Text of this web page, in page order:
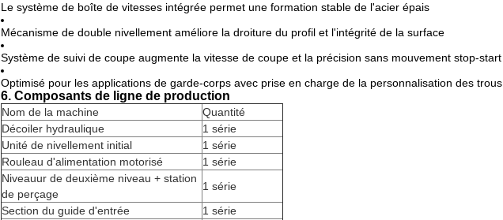
Le système de boîte de vitesses intégrée permet une formation stable de l'acier épais
Mécanisme de double nivellement améliore la droiture du profil et l'intégrité de la surface
Système de suivi de coupe augmente la vitesse de coupe et la précision sans mouvement stop-start
Optimisé pour les applications de garde-corps avec prise en charge de la personnalisation des trous
6. Composants de ligne de production
Nom de la machine
Quantité
Décoiler hydraulique
1 série
Unité de nivellement initial
1 série
Rouleau d'alimentation motorisé
1 série
Niveauur de deuxième niveau + station
de perçage
1 série
Section du guide d'entrée
1 série